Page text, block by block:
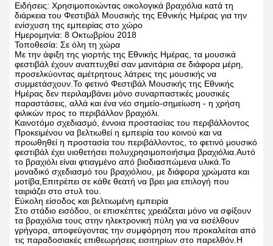
Ειδήσεις: Χρησιμοποιώντας οικολογικά βραχιόλια κατά τη
διάρκεια του Φεστιβάλ Μουσικής της Εθνικής Ημέρας για την
ενίσχυση της εμπειρίας στο χώρο
Ημερομηνία: 8 Οκτωβρίου 2018
Τοποθεσία: Σε όλη τη χώρα
Με την άφιξη της γιορτής της Εθνικής Ημέρας, τα μουσικά
φεστιβάλ έχουν αναπτυχθεί σαν μανιτάρια σε διάφορα μέρη,
προσελκύοντας αμέτρητους λάτρεις της μουσικής να
συμμετάσχουν.Το φετινό Φεστιβάλ Μουσικής της Εθνικής
Ημέρας δεν περιλαμβάνει μόνο συναρπαστικές μουσικές
παραστάσεις, αλλά και ένα νέο σημείο-σημείωση - η χρήση
φιλικών προς το περιβάλλον βραχιόλι.
Καινοτόμο σχεδιασμό, έννοια προστασίας του περιβάλλοντος
Προκειμένου να βελτιωθεί η εμπειρία του κοινού και να
προωθηθεί η προστασία του περιβάλλοντος, το φετινό μουσικό
φεστιβάλ έχει υιοθετήσει πολυχρησιμοποιήσιμα βραχιόλια.Αυτό
το βραχιόλι είναι φτιαγμένο από βιοδιασπώμενα υλικά.Το
μοναδικό σχεδιασμό του βραχιόλιου, με διάφορα χρώματα και
μοτίβα,Επιτρέπει σε κάθε θεατή να βρει μια επιλογή που
ταιριάζει στο στυλ του.
Εύκολη είσοδος και βελτιωμένη εμπειρία
Στο στάδιο εισόδου, οι επισκέπτες χρειάζεται μόνο να σφίξουν
τα βραχιόλια τους στην ηλεκτρονική πύλη για να εισέλθουν
γρήγορα, αποφεύγοντας την συμφόρηση που προκαλείται από
τις παραδοσιακές επιθεωρήσεις εισιτηρίων στο παρελθόν.Η